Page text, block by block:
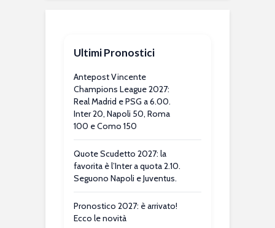
Ultimi Pronostici
Antepost Vincente
Champions League 2027:
Real Madrid e PSG a 6.00.
Inter 20, Napoli 50, Roma
100 e Como 150
Quote Scudetto 2027: la
favorita è l’Inter a quota 2.10.
Seguono Napoli e Juventus.
Pronostico 2027: è arrivato!
Ecco le novità